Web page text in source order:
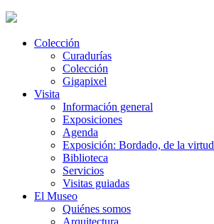
Colección
Curadurías
Colección
Gigapixel
Visita
Información general
Exposiciones
Agenda
Exposición: Bordado, de la virtud
Biblioteca
Servicios
Visitas guiadas
El Museo
Quiénes somos
Arquitectura